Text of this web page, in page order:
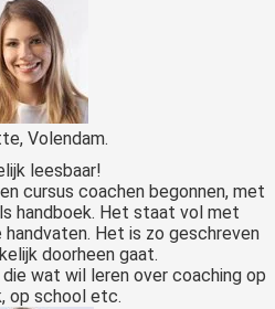
Volendam.
leesbaar!
cursus coachen begonnen, met
handboek. Het staat vol met
Het is zo geschreven
doorheen gaat.
wat wil leren over coaching op
op school etc.